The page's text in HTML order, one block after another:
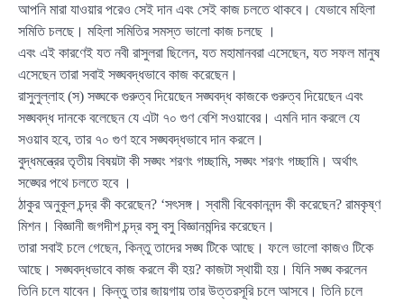
আপনি মারা যাওয়ার পরেও সেই দান এবং সেই কাজ চলতে থাকবে। যেভাবে মহিলা
সমিতি চলছে। মহিলা সমিতির সমস্ত ভালো কাজ চলছে ।
এবং এই কারণেই যত নবী রাসুলরা ছিলেন, যত মহামানবরা এসেছেন, যত সফল মানুষ
এসেছেন তারা সবাই সঙ্ঘবদ্ধভাবে কাজ করেছেন।
রাসুলুল্লাহ (স) সঙ্ঘকে গুরুত্ব দিয়েছেন সঙ্ঘবদ্ধ কাজকে গুরুত্ব দিয়েছেন এবং
সঙ্ঘবদ্ধ দানকে বলেছেন যে এটা ৭০ গুণ বেশি সওয়াবের। এমনি দান করলে যে
সওয়াব হবে, তার ৭০ গুণ হবে সঙ্ঘবদ্ধভাবে দান করলে।
বুদ্ধমন্ত্রের তৃতীয় বিষয়টা কী সঙ্ঘং শরণং গচ্ছামি, সঙ্ঘং শরণং গচ্ছামি। অর্থাৎ
সঙ্ঘের পথে চলতে হবে ।
ঠাকুর অনুকূল চন্দ্র কী করেছেন? ‘সৎসঙ্গ। স্বামী বিবেকাননন্দ কী করেছেন? রামকৃষ্ণ
মিশন। বিজ্ঞানী জগদীশ চন্দ্র বসু বসু বিজ্ঞানমন্দির করেছেন।
তারা সবাই চলে গেছেন, কিন্তু তাদের সঙ্ঘ টিকে আছে। ফলে ভালো কাজও টিকে
আছে। সঙ্ঘবদ্ধভাবে কাজ করলে কী হয়? কাজটা স্থায়ী হয়। যিনি সঙ্ঘ করলেন
তিনি চলে যাবেন। কিন্তু তার জায়গায় তার উত্তরসূরি চলে আসবে। তিনি চলে